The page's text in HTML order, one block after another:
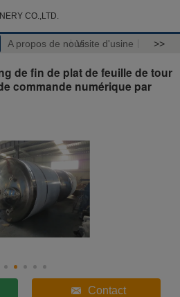
CO.,LTD.
A propos de nousVisite d'usine >>
de fin de plat de feuille de tour
commande numérique par
Contact